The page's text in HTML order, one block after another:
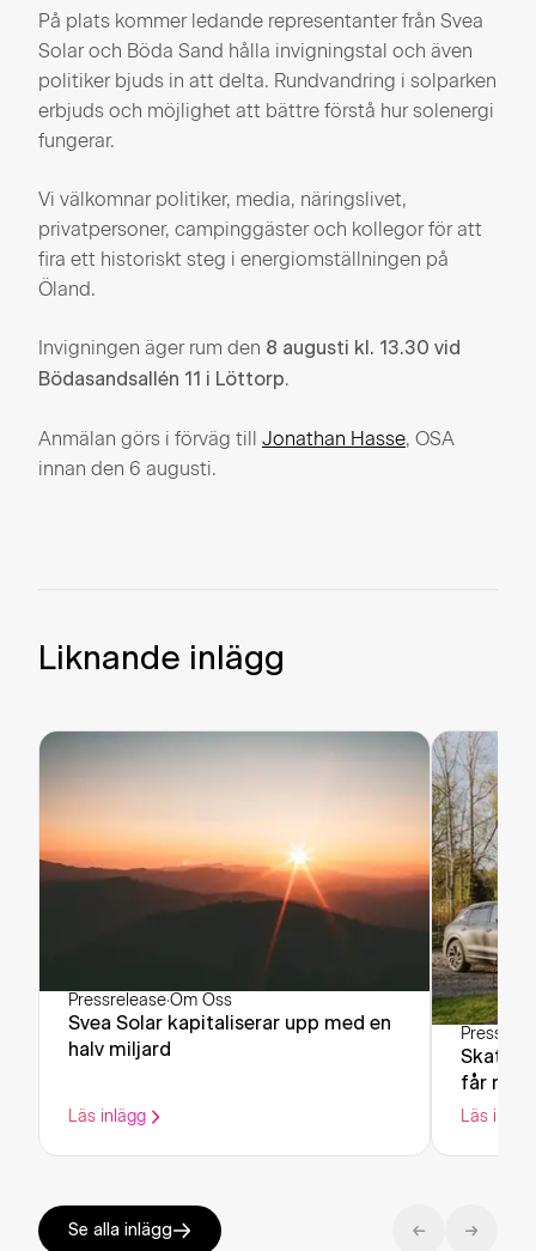
På plats kommer ledande representanter från Svea
Solar och Böda Sand hålla invigningstal och även
politiker bjuds in att delta. Rundvandring i solparken
erbjuds och möjlighet att bättre förstå hur solenergi
fungerar.
Vi välkomnar politiker, media, näringslivet,
privatpersoner, campinggäster och kollegor för att
fira ett historiskt steg i energiomställningen på
Öland.
Invigningen äger rum den 8 augusti kl. 13.30 vid
Bödasandsallén 11 i Löttorp.
Anmälan görs i förväg till Jonathan Hasse, OSA
innan den 6 augusti.
Liknande inlägg
Pressrelease·Om Oss
Svea Solar kapitaliserar upp med en
halv miljard
Läs inlägg
får rätt
Läs
Se alla inlägg